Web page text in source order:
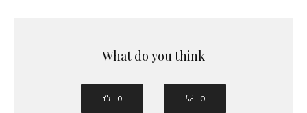
What do you think
0 0